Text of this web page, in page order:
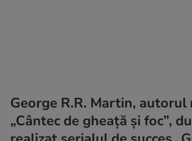
George R.R. Martin, autorul
„Cântec de gheață și foc”,